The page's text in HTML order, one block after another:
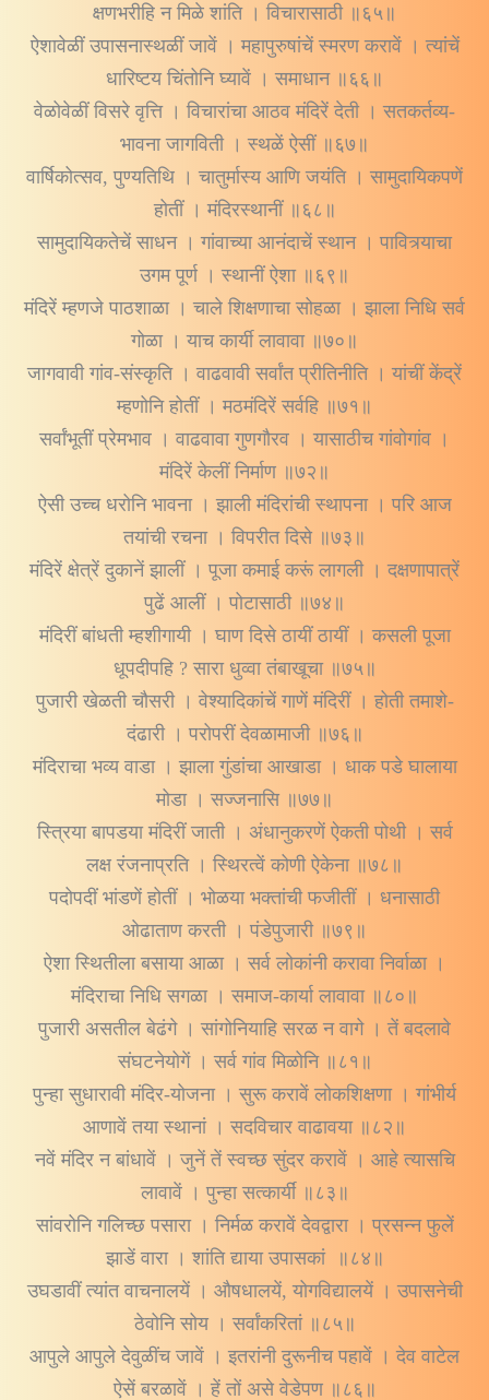
क्षणभरीहि न मिळे शांति । विचारासाठी ॥६५॥
ऐशावेळीं उपासनास्थळीं जावें । महापुरुषांचें स्मरण करावें । त्यांचें
धारिष्टय चिंतोनि घ्यावें । समाधान ॥६६॥
वेळोवेळीं विसरे वृत्ति । विचारांचा आठव मंदिरें देती । सतकर्तव्य-
भावना जागविती । स्थळें ऐसीं ॥६७॥
वार्षिकोत्सव, पुण्यतिथि । चातुर्मास्य आणि जयंति । सामुदायिकपणें
होतीं । मंदिरस्थानीं ॥६८॥
सामुदायिकतेचें साधन । गांवाच्या आनंदाचें स्थान । पावित्र्याचा
उगम पूर्ण । स्थानीं ऐशा ॥६९॥
मंदिरें म्हणजे पाठशाळा । चाले शिक्षणाचा सोहळा । झाला निधि सर्व
गोळा । याच कार्यी लावावा ॥७०॥
जागवावी गांव-संस्कृति । वाढवावी सर्वांत प्रीतिनीति । यांचीं केंद्रें
म्हणोनि होतीं । मठमंदिरें सर्वहि ॥७१॥
सर्वांभूतीं प्रेमभाव । वाढवावा गुणगौरव । यासाठीच गांवोगांव ।
मंदिरें केलीं निर्माण ॥७२॥
ऐसी उच्च धरोनि भावना । झाली मंदिरांची स्थापना । परि आज
तयांची रचना । विपरीत दिसे ॥७३॥
मंदिरें क्षेत्रें दुकानें झालीं । पूजा कमाई करूं लागली । दक्षणापात्रें
पुढें आलीं । पोटासाठी ॥७४॥
मंदिरीं बांधती म्हशीगायी । घाण दिसे ठायीं ठायीं । कसली पूजा
धूपदीपहि ? सारा धुव्वा तंबाखूचा ॥७५॥
पुजारी खेळती चौसरी । वेश्यादिकांचें गाणें मंदिरीं । होती तमाशे-
दंढारी । परोपरीं देवळामाजी ॥७६॥
मंदिराचा भव्य वाडा । झाला गुंडांचा आखाडा । धाक पडे घालाया
मोडा । सज्जनासि ॥७७॥
स्त्रिया बापडया मंदिरीं जाती । अंधानुकरणें ऐकती पोथी । सर्व
लक्ष रंजनाप्रति । स्थिरत्वें कोणी ऐकेना ॥७८॥
पदोपदीं भांडणें होतीं । भोळया भक्तांची फजीतीं । धनासाठी
ओढाताण करती । पंडेपुजारी ॥७९॥
ऐशा स्थितीला बसाया आळा । सर्व लोकांनी करावा निर्वाळा ।
मंदिराचा निधि सगळा । समाज-कार्या लावावा ॥८०॥
पुजारी असतील बेढंगे । सांगोनियाहि सरळ न वागे । तें बदलावे
संघटनेयोगें । सर्व गांव मिळोनि ॥८१॥
पुन्हा सुधारावी मंदिर-योजना । सुरू करावें लोकशिक्षणा । गांभीर्य
आणावें तया स्थानां । सदविचार वाढावया ॥८२॥
नवें मंदिर न बांधावें । जुनें तें स्वच्छ सुंदर करावें । आहे त्यासचि
लावावें । पुन्हा सत्कार्यीं ॥८३॥
सांवरोनि गलिच्छ पसारा । निर्मळ करावें देवद्वारा । प्रसन्न फुलें
झाडें वारा । शांति द्याया उपासकां ॥८४॥
उघडावीं त्यांत वाचनालयें । औषधालयें, योगविद्यालयें । उपासनेची
ठेवोनि सोय । सर्वांकरितां ॥८५॥
आपुले आपुले देवुळींच जावें । इतरांनी दुरूनीच पहावें । देव वाटेल
ऐसें बरळावें । हें तों असे वेडेपण ॥८६॥